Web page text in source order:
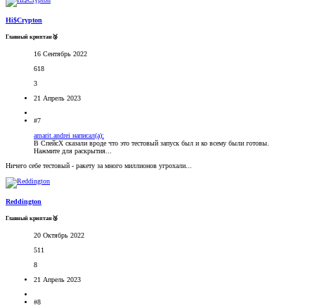
Hi$Crypton
Главный криптан🥉
16 Сентябрь 2022
618
3
21 Апрель 2023
#7
amarit.andrei написал(а):
В СпейсХ сказали вроде что это тестовый запуск был и ко всему были готовы.
Нажмите для раскрытия...
Ничего себе тестовый - ракету за много миллионов угрохали...
Reddington
Главный криптан🥉
20 Октябрь 2022
511
8
21 Апрель 2023
#8